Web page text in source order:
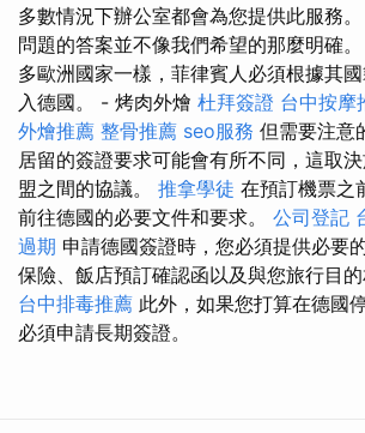
多數情況下辦公室都會為您提供此服務
問題的答案並不像我們希望的那麼明確
多歐洲國家一樣，菲律賓人必須根據其
入德國。 - 烤肉外燴 杜拜簽證 台中按摩
外燴推薦 整骨推薦 seo服務 但需要注意
居留的簽證要求可能會有所不同，這取
盟之間的協議。 推拿學徒 在預訂機票之
前往德國的必要文件和要求。 公司登記
過期 申請德國簽證時，您必須提供必要
保險、飯店預訂確認函以及與您旅行目的
台中排毒推薦 此外，如果您打算在德國
必須申請長期簽證。